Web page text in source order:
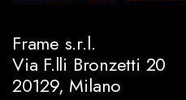
Frame s.r.l.
Via F.lli Bronzetti 20
20129, Milano